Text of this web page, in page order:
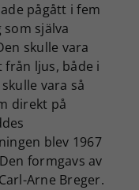
pågått i fem
själva
skulle vara
ljus, både i
vara så
direkt på
blev 1967
formgavs av
Arne Breger.